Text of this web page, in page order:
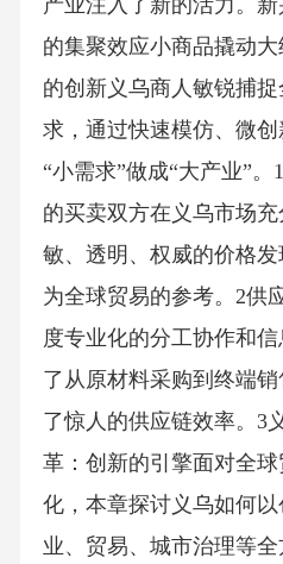
产业注入了新的活力。
的集聚效应小商品撬动
的创新义乌商人敏锐捕
求，通过快速模仿、微
“小需求”做成“大产业”
的买卖双方在义乌市场
敏、透明、权威的价格
为全球贸易的参考。2供
度专业化的分工协作和
了从原材料采购到终端
了惊人的供应链效率。3
革：创新的引擎面对全
化，本章探讨义乌如何
业、贸易、城市治理等